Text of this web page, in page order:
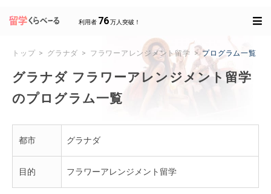
利用者 76万人突破！
トップ グラナダ フラワーアレンジメント留学 プログラム一覧
グラナダ フラワーアレンジメント留学
のプログラム一覧
都市 グラナダ
目的 フラワーアレンジメント留学